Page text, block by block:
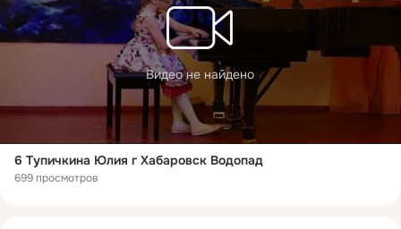
Видео не найдено
6 Тупичкина Юлия г Хабаровск Водопад
699 просмотров